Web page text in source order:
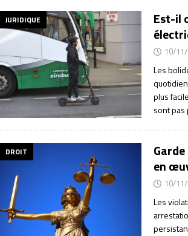
JURIDIQUE
Est-il
10/
Les
plus
sont pas
DROIT
en
10/
Les